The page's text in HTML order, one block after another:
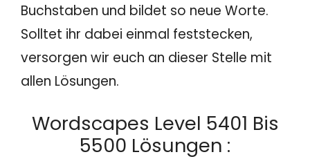
Buchstaben und bildet so neue Worte.
Solltet ihr dabei einmal feststecken,
versorgen wir euch an dieser Stelle mit
allen Lösungen.
Wordscapes Level 5401 Bis
5500 Lösungen :